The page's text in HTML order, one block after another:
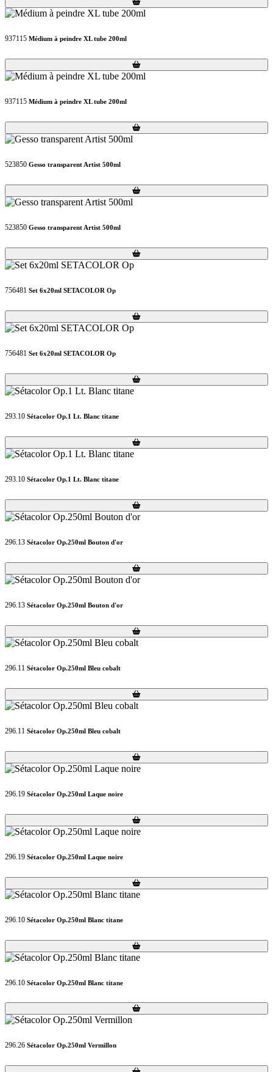
937115 Médium à peindre XL tube 200ml
Loading...
Loading...
937115 Médium à peindre XL tube 200ml
Loading...
Loading...
523850 Gesso transparent Artist 500ml
Loading...
Loading...
523850 Gesso transparent Artist 500ml
Loading...
Loading...
756481 Set 6x20ml SETACOLOR Op
Loading...
Loading...
756481 Set 6x20ml SETACOLOR Op
Loading...
Loading...
293.10 Sétacolor Op.1 Lt. Blanc titane
Loading...
Loading...
293.10 Sétacolor Op.1 Lt. Blanc titane
Loading...
Loading...
296.13 Sétacolor Op.250ml Bouton d'or
Loading...
Loading...
296.13 Sétacolor Op.250ml Bouton d'or
Loading...
Loading...
296.11 Sétacolor Op.250ml Bleu cobalt
Loading...
Loading...
296.11 Sétacolor Op.250ml Bleu cobalt
Loading...
Loading...
296.19 Sétacolor Op.250ml Laque noire
Loading...
Loading...
296.19 Sétacolor Op.250ml Laque noire
Loading...
Loading...
296.10 Sétacolor Op.250ml Blanc titane
Loading...
Loading...
296.10 Sétacolor Op.250ml Blanc titane
Loading...
Loading...
296.26 Sétacolor Op.250ml Vermillon